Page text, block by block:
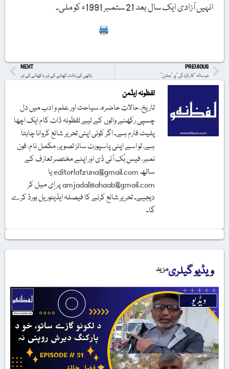
انہیں آزادی ایک سال بعد 21 ستمبر 1991ء کو ملی۔
PREVIOUS
دو سالہ "کارکردگی” پر "جشن”
NEXT
ہاتھی کے دانت کھانے کے اور، دکھانے کے اور
لفظونہ ایڈمن
تاریخ، حالاتِ حاضرہ، سیاحت اور علم و ادب میں دل
چسپی رکھنے والوں کے لیے لفظونہ ڈاٹ کام ایک اچھا
پلیٹ فارم ہے۔ اگر کوئی اپنی تحریر شائع کروانا چاہتا
ہے، تو اسے اپنی پاسپورٹ سائز تصویر، مکمل نام، فون
نمبر، فیس بُک آئی ڈی اور اپنے مختصر تعارف کے
ساتھ editorlafzuna@gmail.com یا
amjadalisahaab@gmail.com پر اِی میل کر
دیجیے۔ تحریر شائع کرنے کا فیصلہ ایڈیٹوریل بورڈ کرے
گا۔
ویڈیو گیلریمزید